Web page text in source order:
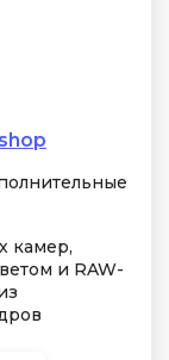
камер,
и RAW-